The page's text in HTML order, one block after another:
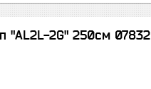
"AL2L-2G" 250см 07832